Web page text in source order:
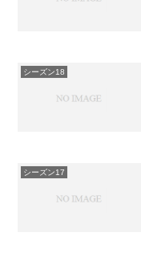
シーズン18
シーズン17